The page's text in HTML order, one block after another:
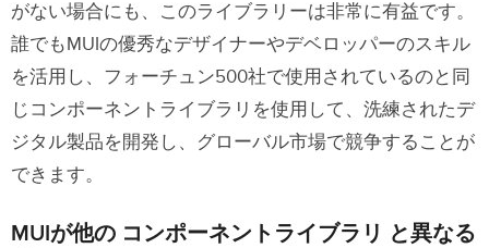
がない場合にも、このライブラリーは非常に有益です。
誰でもMUIの優秀なデザイナーやデベロッパーのスキル
を活用し、フォーチュン500社で使用されているのと同
じコンポーネントライブラリを使用して、洗練されたデ
ジタル製品を開発し、グローバル市場で競争することが
できます。
MUIが他の コンポーネントライブラリ と異なる